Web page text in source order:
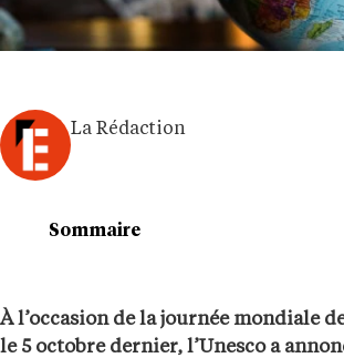
La Rédaction
À l’occasion de la journée mondiale
le 5 octobre dernier, l’Unesco a
Sommaire